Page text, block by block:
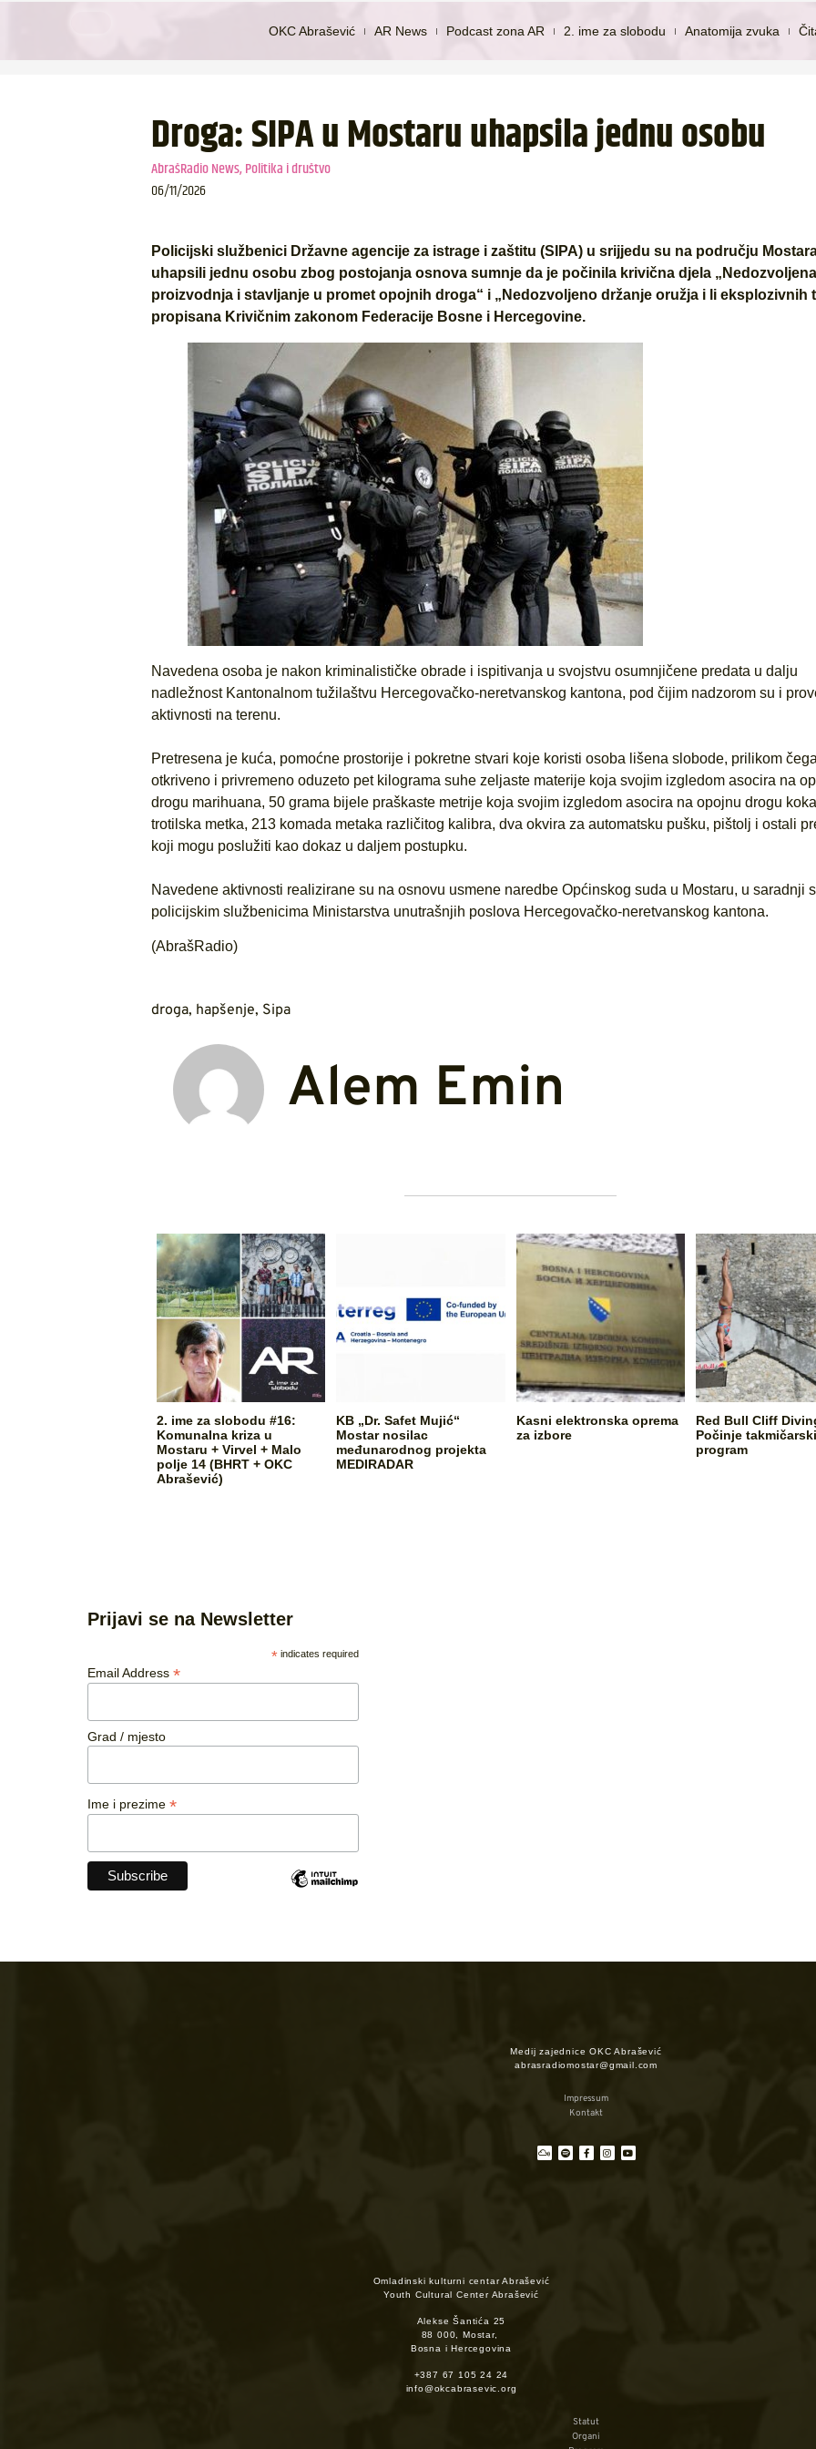
OKC Abrašević AR News Podcast zona AR 2. ime za slobodu Anatomija zvuka
Droga: SIPA u Mostaru uhapsila jednu osobu
AbrašRadio News,Politika i društvo
06/11/2026
Policijski službenici Državne agencije za istrage i zaštitu (SIPA) u srijjedu su na području
uhapsili jednu osobu zbog postojanja osnova sumnje da je počinila krivična djela „Nedozvoljena
proizvodnja i stavljanje u promet opojnih droga“ i „Nedozvoljeno držanje oružja i li eksplozivnih
propisana Krivičnim zakonom Federacije Bosne i Hercegovine.
Navedena osoba je nakon kriminalističke obrade i ispitivanja u svojstvu osumnjičene predata u dalju
nadležnost Kantonalnom tužilaštvu Hercegovačko-neretvanskog kantona, pod čijim nadzorom su i
aktivnosti na terenu.
Pretresena je kuća, pomoćne prostorije i pokretne stvari koje koristi osoba lišena slobode, prilikom
otkriveno i privremeno oduzeto pet kilograma suhe zeljaste materije koja svojim izgledom asocira na
drogu marihuana, 50 grama bijele praškaste metrije koja svojim izgledom asocira na opojnu drogu
trotilska metka, 213 komada metaka različitog kalibra, dva okvira za automatsku pušku, pištolj i ostali
koji mogu poslužiti kao dokaz u daljem postupku.
Navedene aktivnosti realizirane su na osnovu usmene naredbe Općinskog suda u Mostaru, u saradnji
policijskim službenicima Ministarstva unutrašnjih poslova Hercegovačko-neretvanskog kantona.
(AbrašRadio)
droga, hapšenje, Sipa
Alem Emin
2. ime za slobodu #16:
Komunalna kriza u
Mostaru + Virvel + Malo
polje 14 (BHRT + OKC
Abrašević)
KB „Dr. Safet Mujić“
Mostar nosilac
međunarodnog projekta
MEDIRADAR
Kasni elektronska oprema
za izbore
Red Bull Cliff
Počinje
program
Prijavi se na Newsletter
*indicates required
Email Address *
Grad / mjesto
Ime i prezime *
Medij zajednice OKC Abrašević
abrasradiomostar@gmail.com
Impressum
Kontakt
Omladinski kulturni centar Abrašević
Youth Cultural Center Abrašević
Alekse Šantića 25
88 000, Mostar,
Bosna i Hercegovina
+387 67 105 24 24
info@okcabrasevic.org
Statut
Organi